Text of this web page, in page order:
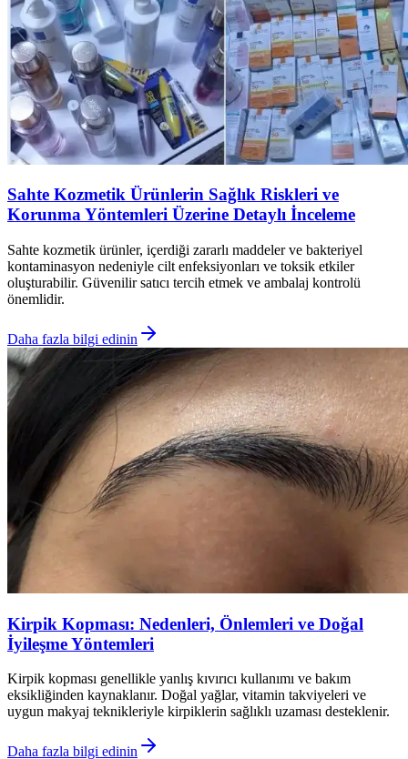
Sahte Kozmetik Ürünlerin Sağlık Riskleri ve
Korunma Yöntemleri Üzerine Detaylı İnceleme
Sahte kozmetik ürünler, içerdiği zararlı maddeler ve bakteriyel
kontaminasyon nedeniyle cilt enfeksiyonları ve toksik etkiler
oluşturabilir. Güvenilir satıcı tercih etmek ve ambalaj kontrolü
önemlidir.
Daha fazla bilgi edinin
Kirpik Kopması: Nedenleri, Önlemleri ve Doğal
İyileşme Yöntemleri
Kirpik kopması genellikle yanlış kıvırıcı kullanımı ve bakım
eksikliğinden kaynaklanır. Doğal yağlar, vitamin takviyeleri ve
uygun makyaj teknikleriyle kirpiklerin sağlıklı uzaması desteklenir.
Daha fazla bilgi edinin